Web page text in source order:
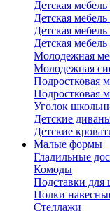
Детская
Детская
Детская
Детская
Молодежная
Молодежная
Подростковая
Подростковая
Уголок
Детские
Детские
Малые формы
Гладильные
Комоды
Подставки для
Полки
Стеллажи